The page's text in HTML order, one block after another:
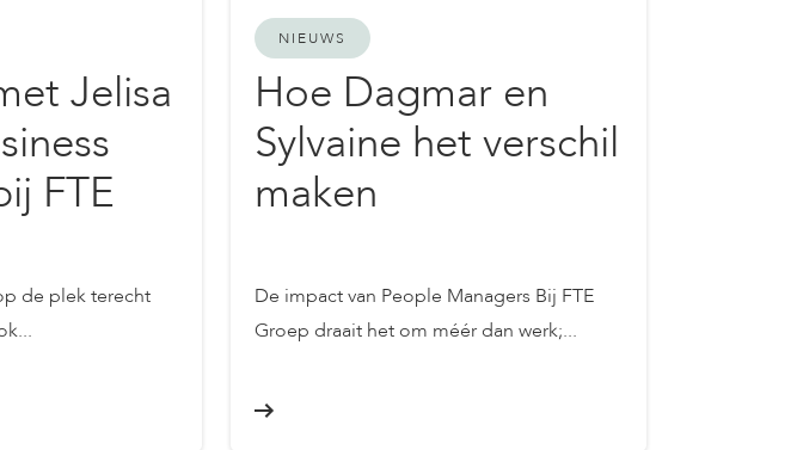
Jelisa
FTE
de plek terecht
NIEUWS
Hoe Dagmar en
Sylvaine het verschil
maken
De impact van People Managers Bij FTE
Groep draait het om méér dan werk;...